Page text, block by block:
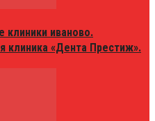
клиники иваново.
клиника «Дента Престиж».